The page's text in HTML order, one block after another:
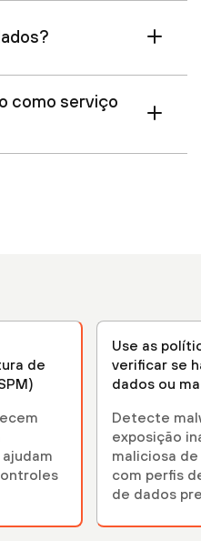
como serviço
de
Use as
verificar se
dados ou
Detecte
exposição
maliciosa
com perfis
de dados